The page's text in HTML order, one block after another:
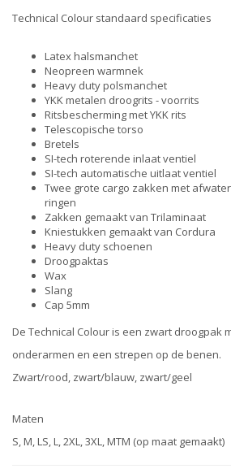
Technical Colour standaard specificaties
Latex halsmanchet
Neopreen warmnek
Heavy duty polsmanchet
YKK metalen droogrits - voorrits
Ritsbescherming met YKK rits
Telescopische torso
Bretels
SI-tech roterende inlaat ventiel
SI-tech automatische uitlaat ventiel
Twee grote cargo zakken met
ringen
Zakken gemaakt van Trilaminaat
Kniestukken gemaakt van Cordura
Heavy duty schoenen
Droogpaktas
Wax
Slang
Cap 5mm
De Technical Colour is een zwart droogpak
onderarmen en een strepen op de benen.
Zwart/rood, zwart/blauw, zwart/geel
Maten
S, M, LS, L, 2XL, 3XL, MTM (op maat gemaakt)